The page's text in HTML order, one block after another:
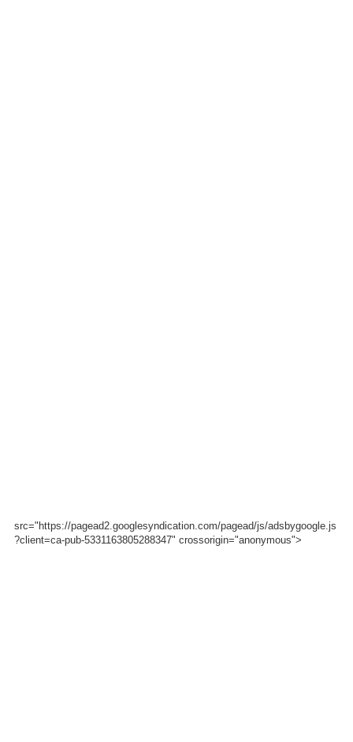
src="https://pagead2.googlesyndication.com/pagead/js/adsbygoogle.js
?client=ca-pub-5331163805288347" crossorigin="anonymous">